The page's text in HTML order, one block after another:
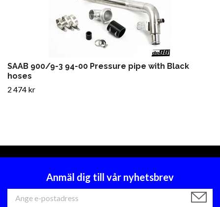
SAAB 900/9-3 94-00 Pressure pipe with Black
hoses
2 474 kr
Anmäl dig till vår nyhetsbrev